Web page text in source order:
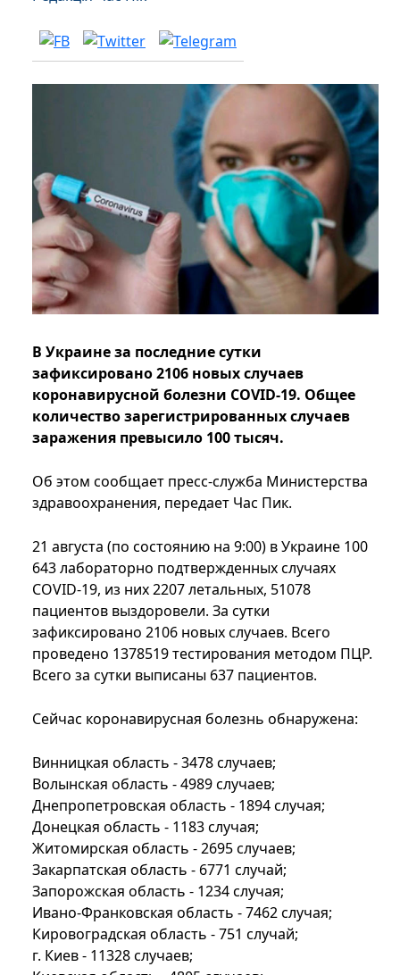
В Украине за последние сутки
зафиксировано 2106 новых случаев
коронавирусной болезни COVID-19. Общее
количество зарегистрированных случаев
заражения превысило 100 тысяч.
Об этом сообщает пресс-служба Министерства
здравоохранения, передает Час Пик.
21 августа (по состоянию на 9:00) в Украине 100
643 лабораторно подтвержденных случаях
COVID-19, из них 2207 летальных, 51078
пациентов выздоровели. За сутки
зафиксировано 2106 новых случаев. Всего
проведено 1378519 тестирования методом ПЦР.
Всего за сутки выписаны 637 пациентов.
Сейчас коронавирусная болезнь обнаружена:
Винницкая область - 3478 случаев;
Волынская область - 4989 случаев;
Днепропетровская область - 1894 случая;
Донецкая область - 1183 случая;
Житомирская область - 2695 случаев;
Закарпатская область - 6771 случай;
Запорожская область - 1234 случая;
Ивано-Франковская область - 7462 случая;
Кировоградская область - 751 случай;
г. Киев - 11328 случаев;